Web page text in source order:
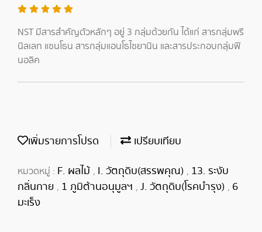
NST มีสารสำคัญตัวหลักๆ อยู่ 3 กลุ่มด้วยกัน ได้แก่ สารกลุ่มพรี
นิลเลท แซนโธน สารกลุ่มแอนโธไซยานิน และสารประกอบกลุ่มฟี
นอลิค
เพิ่มรายการโปรด เปรียบเทียบ
หมวดหมู่ : F. ผลไม้ , I. วัตถุดิบ(สรรพคุณ) , 13. ระงับ
กลิ่นกาย , 1 ภูมิต้านอนุมูลฯ , J. วัตถุดิบ(โรคบำรุง) , 6
มะเร็ง